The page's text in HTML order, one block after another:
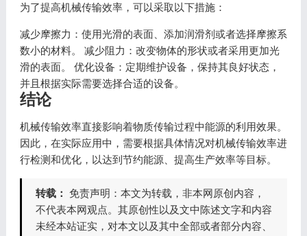
为了提高机械传输效率，可以采取以下措施：
减少摩擦力：使用光滑的表面、添加润滑剂或者选择摩擦系
数小的材料。 减少阻力：改变物体的形状或者采用更加光
滑的表面。 优化设备：定期维护设备，保持其良好状态，
并且根据实际需要选择合适的设备。
结论
机械传输效率直接影响着物质传输过程中能源的利用效果。
因此，在实际应用中，需要根据具体情况对机械传输效率进
行检测和优化，以达到节约能源、提高生产效率等目标。
转载： 免责声明：本文为转载，非本网原创内容，
不代表本网观点。其原创性以及文中陈述文字和内容
未经本站证实，对本文以及其中全部或者部分内容、